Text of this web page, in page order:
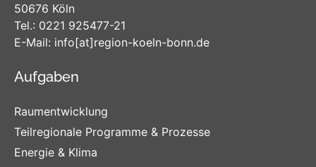
50676 Köln
Tel.: 0221 925477-21
E-Mail: info[at]region-koeln-bonn.de
Aufgaben
Raumentwicklung
Teilregionale Programme & Prozesse
Energie & Klima